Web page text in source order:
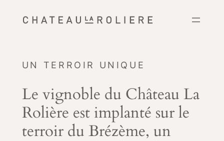
UN TERROIR UNIQUE
Le vignoble du Château La
Rolière est implanté sur le
terroir du Brézème, un